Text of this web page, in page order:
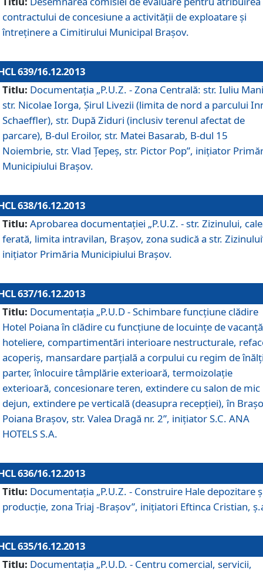
contractului de concesiune a activităţii de exploatare şi
întreţinere a Cimitirului Municipal Braşov.
639/16.12.2013
Titlu: Documentaţia „P.U.Z. - Zona Centrală: str. Iuliu
str. Nicolae Iorga, Şirul Livezii (limita de nord a parcului
Schaeffler), str. După Ziduri (inclusiv terenul afectat de
parcare), B-dul Eroilor, str. Matei Basarab, B-dul 15
Noiembrie, str. Vlad Ţepeş, str. Pictor Pop”, iniţiator
Municipiului Braşov.
638/16.12.2013
Titlu: Aprobarea documentaţiei „P.U.Z. - str. Zizinului,
ferată, limita intravilan, Braşov, zona sudică a str.
iniţiator Primăria Municipiului Braşov.
637/16.12.2013
Titlu: Documentaţia „P.U.D - Schimbare funcţiune clădire
Hotel Poiana în clădire cu funcţiune de locuinţe de
hoteliere, compartimentări interioare nestructurale,
acoperiş, mansardare parţială a corpului cu regim de
parter, înlocuire tâmplărie exterioară, termoizolaţie
exterioară, concesionare teren, extindere cu salon de mic
dejun, extindere pe verticală (deasupra recepţiei), în
Poiana Braşov, str. Valea Dragă nr. 2”, iniţiator S.C. ANA
HOTELS S.A.
636/16.12.2013
Titlu: Documentaţia „P.U.Z. - Construire Hale depozitare
producţie, zona Triaj -Braşov”, iniţiatori Eftinca Cristian,
635/16.12.2013
Titlu: Documentaţia „P.U.D. - Centru comercial, servicii,